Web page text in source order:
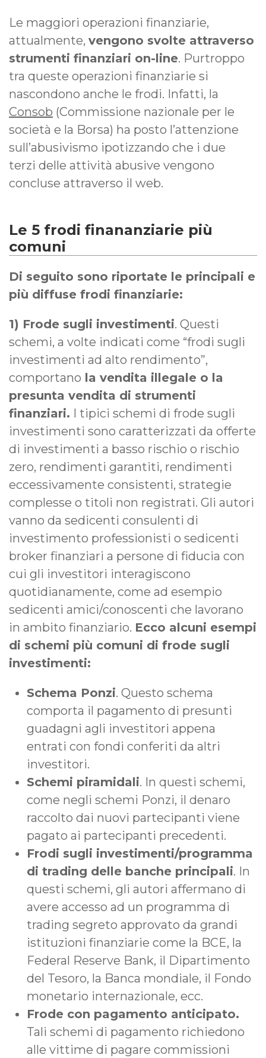
Le maggiori operazioni finanziarie,
attualmente, vengono svolte attraverso
strumenti finanziari on-line. Purtroppo
tra queste operazioni finanziarie si
nascondono anche le frodi. Infatti, la
Consob (Commissione nazionale per le
società e la Borsa) ha posto l’attenzione
sull’abusivismo ipotizzando che i due
terzi delle attività abusive vengono
concluse attraverso il web.
Le 5 frodi finananziarie più
comuni
Di seguito sono riportate le principali e
più diffuse frodi finanziarie:
1) Frode sugli investimenti. Questi
schemi, a volte indicati come “frodi sugli
investimenti ad alto rendimento”,
comportano la vendita illegale o la
presunta vendita di strumenti
finanziari. I tipici schemi di frode sugli
investimenti sono caratterizzati da offerte
di investimenti a basso rischio o rischio
zero, rendimenti garantiti, rendimenti
eccessivamente consistenti, strategie
complesse o titoli non registrati. Gli autori
vanno da sedicenti consulenti di
investimento professionisti o sedicenti
broker finanziari a persone di fiducia con
cui gli investitori interagiscono
quotidianamente, come ad esempio
sedicenti amici/conoscenti che lavorano
in ambito finanziario. Ecco alcuni esempi
di schemi più comuni di frode sugli
investimenti:
Schema Ponzi. Questo schema
comporta il pagamento di presunti
guadagni agli investitori appena
entrati con fondi conferiti da altri
investitori.
Schemi piramidali. In questi schemi,
come negli schemi Ponzi, il denaro
raccolto dai nuovi partecipanti viene
pagato ai partecipanti precedenti.
Frodi sugli investimenti/programma
di trading delle banche principali. In
questi schemi, gli autori affermano di
avere accesso ad un programma di
trading segreto approvato da grandi
istituzioni finanziarie come la BCE, la
Federal Reserve Bank, il Dipartimento
del Tesoro, la Banca mondiale, il Fondo
monetario internazionale, ecc.
Frode con pagamento anticipato.
Tali schemi di pagamento richiedono
alle vittime di pagare commissioni